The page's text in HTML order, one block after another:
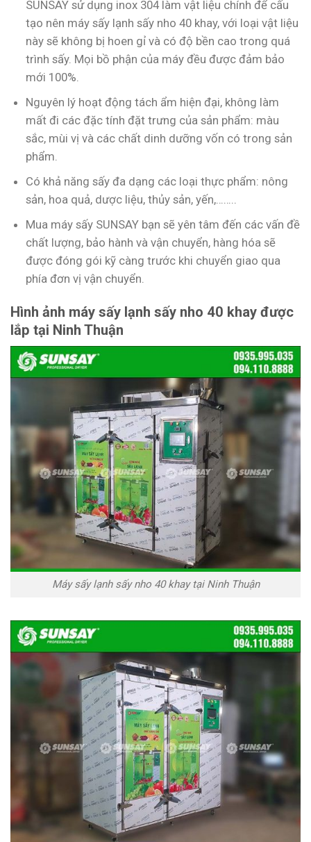
SUNSAY sử dụng inox 304 làm vật liệu chính để cấu
tạo nên máy sấy lạnh sấy nho 40 khay, với loại vật liệu
này sẽ không bị hoen gỉ và có độ bền cao trong quá
trình sấy. Mọi bồ phận của máy đều được đảm bảo
mới 100%.
Nguyên lý hoạt động tách ẩm hiện đại, không làm
mất đi các đặc tính đặt trưng của sản phẩm: màu
sắc, mùi vị và các chất dinh dưỡng vốn có trong sản
phẩm.
Có khả năng sấy đa dạng các loại thực phẩm: nông
sản, hoa quả, dược liệu, thủy sản, yến,……..
Mua máy sấy SUNSAY bạn sẽ yên tâm đến các vấn đề
chất lượng, bảo hành và vận chuyển, hàng hóa sẽ
được đóng gói kỹ càng trước khi chuyển giao qua
phía đơn vị vận chuyển.
Hình ảnh máy sấy lạnh sấy nho 40 khay được
lắp tại Ninh Thuận
Máy sấy lạnh sấy nho 40 khay tại Ninh Thuận